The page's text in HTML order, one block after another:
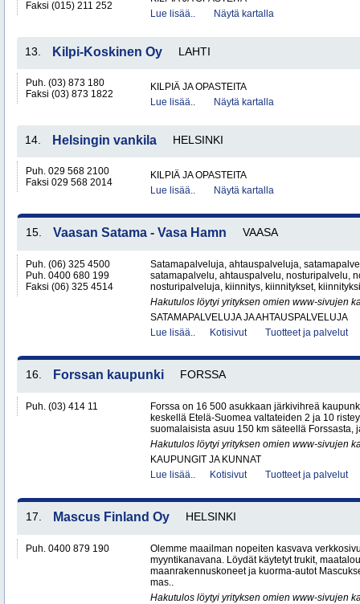
Faksi (015) 211 252
Lue lisää..
Näytä kartalla
13. Kilpi-Koskinen Oy LAHTI
Puh. (03) 873 180
Faksi (03) 873 1822
KILPIÄ JA OPASTEITA
Lue lisää..
Näytä kartalla
14. Helsingin vankila HELSINKI
Puh. 029 568 2100
Faksi 029 568 2014
KILPIÄ JA OPASTEITA
Lue lisää..
Näytä kartalla
15. Vaasan Satama - Vasa Hamn VAASA
Puh. (06) 325 4500
Puh. 0400 680 199
Faksi (06) 325 4514
Satamapalveluja, ahtauspalveluja,
satamapalvelu, ahtauspalvelu, nosturipalvelu,
nosturipalveluja, kiinnitys, kiinnitykset,
Hakutulos löytyi yrityksen omien www-sivujen
SATAMAPALVELUJA JA AHTAUSPALVELUJA
Lue lisää..
Kotisivut Tuotteet ja palvelut
16. Forssan kaupunki FORSSA
Puh. (03) 414 11
Forssa on 16 500 asukkaan järkivihreä
keskellä Etelä-Suomea valtateiden 2 ja 10
suomalaisista asuu 150 km säteellä Forssasta,
Hakutulos löytyi yrityksen omien www-sivujen
KAUPUNGIT JA KUNNAT
Lue lisää..
Kotisivut Tuotteet ja palvelut
17. Mascus Finland Oy HELSINKI
Puh. 0400 879 190
Olemme maailman nopeiten kasvava
myyntikanavana. Löydät käytetyt trukit,
maanrakennuskoneet ja kuorma-autot
mas..
Hakutulos löytyi yrityksen omien www-sivujen